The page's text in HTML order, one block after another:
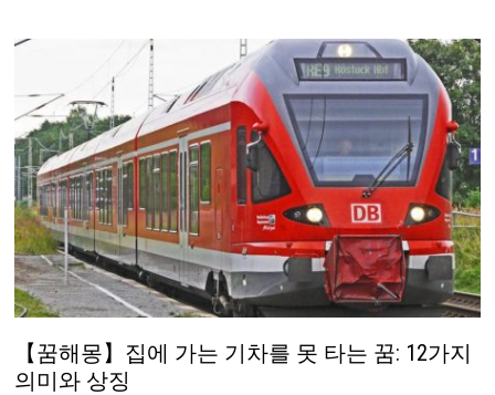
【꿈해몽】집에 가는 기차를 못 타는 꿈: 12가지
의미와 상징